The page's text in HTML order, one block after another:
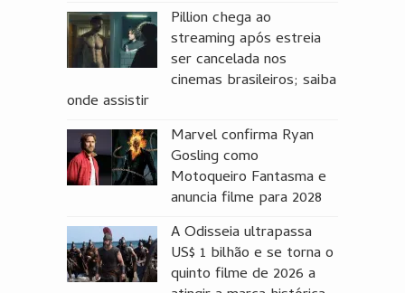
Pillion chega ao
streaming após estreia
ser cancelada nos
cinemas brasileiros; saiba
onde assistir
Marvel confirma Ryan
Gosling como
Motoqueiro Fantasma e
anuncia filme para 2028
A Odisseia ultrapassa
US$ 1 bilhão e se torna o
quinto filme de 2026 a